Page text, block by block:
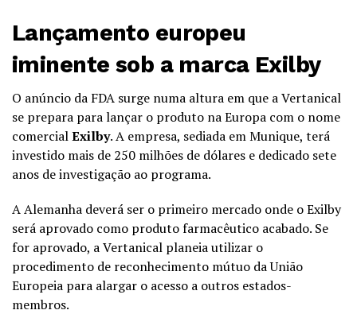
Lançamento europeu
iminente sob a marca Exilby
O anúncio da FDA surge numa altura em que a Vertanical
se prepara para lançar o produto na Europa com o nome
comercialExilby. A empresa, sediada em Munique, terá
investido mais de 250 milhões de dólares e dedicado sete
anos de investigação ao programa.
A Alemanha deverá ser o primeiro mercado onde o Exilby
será aprovado como produto farmacêutico acabado. Se
for aprovado, a Vertanical planeia utilizar o
procedimento de reconhecimento mútuo da União
Europeia para alargar o acesso a outros estados-
membros.